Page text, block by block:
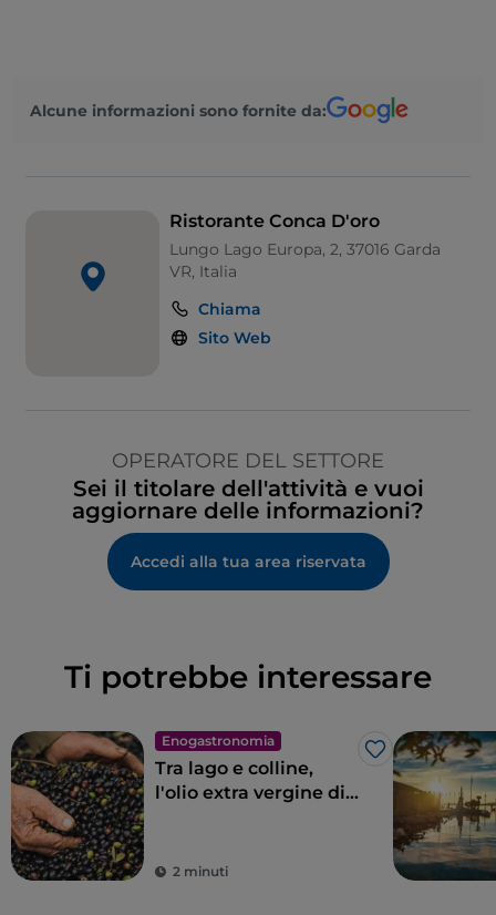
Alcune informazioni sono fornite da:
Ristorante Conca D'oro
Lungo Lago Europa, 2, 37016 Garda
VR, Italia
Chiama
Sito Web
OPERATORE DEL SETTORE
Sei il titolare dell'attività e vuoi
aggiornare delle informazioni?
Accedi alla tua area riservata
Ti potrebbe interessare
Enogastronomia
Like
Tra lago e colline,
l'olio extra vergine di
2 minuti